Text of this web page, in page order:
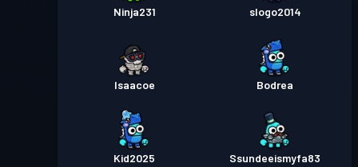
Ninja231 slogo2014
Isaacoe Bodrea
Kid2025 Ssundeeismyfa83